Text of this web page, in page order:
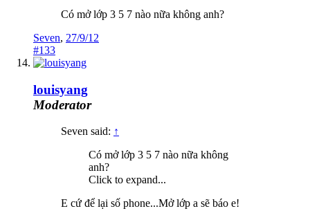
Có mở lớp 3 5 7 nào nữa không anh?
Seven, 27/9/12
#133
louisyang
Moderator
Seven said: ↑
Có mở lớp 3 5 7 nào nữa không
anh?
Click to expand...
E cứ để lại số phone...Mở lớp a sẽ báo e!